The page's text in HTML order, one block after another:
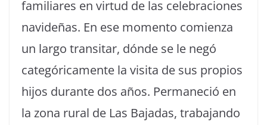
familiares en virtud de las celebraciones
navideñas. En ese momento comienza
un largo transitar, dónde se le negó
categóricamente la visita de sus propios
hijos durante dos años. Permaneció en
la zona rural de Las Bajadas, trabajando